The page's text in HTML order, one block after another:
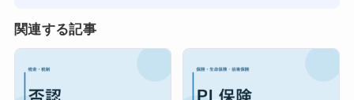
関連する記事